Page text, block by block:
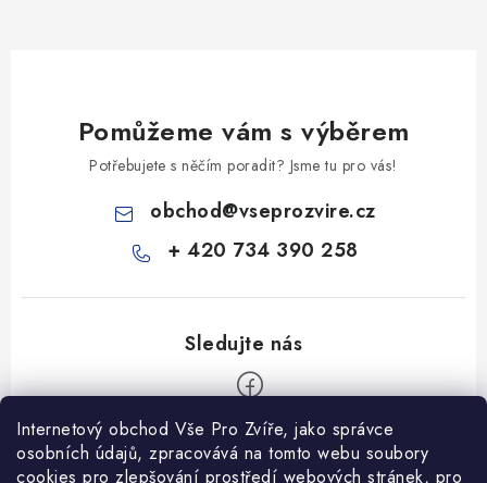
Internetový obchod Vše Pro Zvíře, jako správce
osobních údajů, zpracovává na tomto webu soubory
cookies pro zlepšování prostředí webových stránek, pro
Pomůžeme vám s výběrem
Potřebujete s něčím poradit? Jsme tu pro vás!
obchod@vseprozvire.cz
+ 420 734 390 258